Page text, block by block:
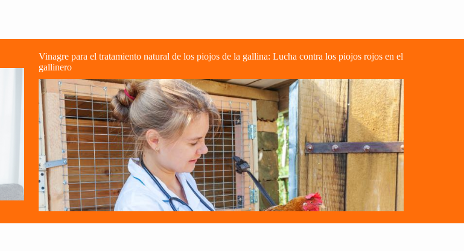
Vinagre para el tratamiento natural de los piojos de la gallina: Lucha contra los piojos rojos en el
gallinero